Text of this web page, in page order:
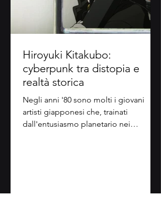
Hiroyuki Kitakubo:
cyberpunk tra distopia e
realtà storica
Negli anni '80 sono molti i giovani
artisti giapponesi che, trainati
dall'entusiasmo planetario nei